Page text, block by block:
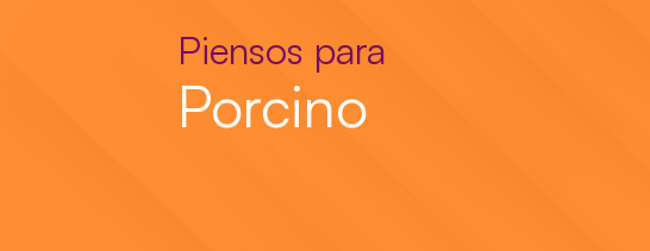
Piensos para
Porcino